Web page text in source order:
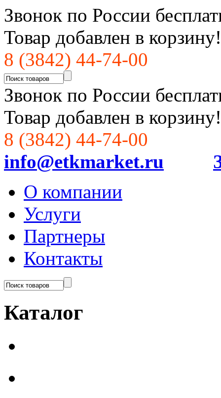
Звонок по России
Товар добавлен в корзину!
8 (3842) 44-74-00
Звонок по России
Товар добавлен в корзину!
8 (3842) 44-74-00
info@etkmarket.ru
О компании
Услуги
Партнеры
Контакты
Каталог